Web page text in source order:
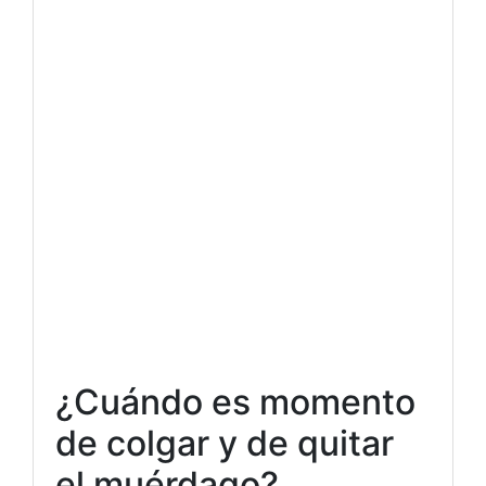
¿Cuándo es momento
de colgar y de quitar